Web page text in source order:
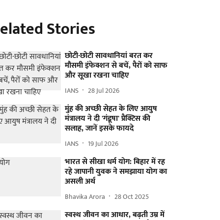
Stories
छोटी-छोटी सावधानियां बरत कर
मौसमी इंफेक्शन से बचें, पैरों को साफ
और सूखा रखना चाहिए
IANS 28 Jul 2026
मुंह की अच्छी सेहत के लिए आयुष
मंत्रालय ने दी 'गंडूषा' प्रैक्टिस की
सलाह, जानें इसके फायदे
IANS 19 Jul 2026
भारत से सीखा धर्म योग: बिहार में रह
रहे जापानी युवक ने समझाया योग का
असली अर्थ
Bhavika Arora 28 Oct 2025
स्वस्थ जीवन का आधार, बढ़ती उम्र में